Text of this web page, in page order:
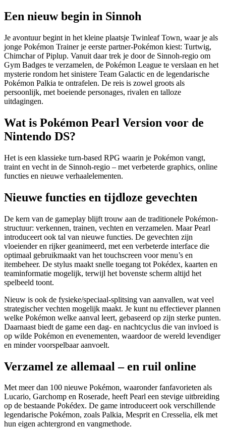
Een nieuw begin in Sinnoh
Je avontuur begint in het kleine plaatsje Twinleaf Town, waar je als
jonge Pokémon Trainer je eerste partner-Pokémon kiest: Turtwig,
Chimchar of Piplup. Vanuit daar trek je door de Sinnoh-regio om
Gym Badges te verzamelen, de Pokémon League te verslaan en het
mysterie rondom het sinistere Team Galactic en de legendarische
Pokémon Palkia te ontrafelen. De reis is zowel groots als
persoonlijk, met boeiende personages, rivalen en talloze
uitdagingen.
Wat is Pokémon Pearl Version voor de
Nintendo DS?
Het is een klassieke turn-based RPG waarin je Pokémon vangt,
traint en vecht in de Sinnoh-regio – met verbeterde graphics, online
functies en nieuwe verhaalelementen.
Nieuwe functies en tijdloze gevechten
De kern van de gameplay blijft trouw aan de traditionele Pokémon-
structuur: verkennen, trainen, vechten en verzamelen. Maar Pearl
introduceert ook tal van nieuwe functies. De gevechten zijn
vloeiender en rijker geanimeerd, met een verbeterde interface die
optimaal gebruikmaakt van het touchscreen voor menu’s en
itembeheer. De stylus maakt snelle toegang tot Pokédex, kaarten en
teaminformatie mogelijk, terwijl het bovenste scherm altijd het
spelbeeld toont.
Nieuw is ook de fysieke/speciaal-splitsing van aanvallen, wat veel
strategischer vechten mogelijk maakt. Je kunt nu effectiever plannen
welke Pokémon welke aanval leert, gebaseerd op zijn sterke punten.
Daarnaast biedt de game een dag- en nachtcyclus die van invloed is
op wilde Pokémon en evenementen, waardoor de wereld levendiger
en minder voorspelbaar aanvoelt.
Verzamel ze allemaal – en ruil online
Met meer dan 100 nieuwe Pokémon, waaronder fanfavorieten als
Lucario, Garchomp en Roserade, heeft Pearl een stevige uitbreiding
op de bestaande Pokédex. De game introduceert ook verschillende
legendarische Pokémon, zoals Palkia, Mesprit en Cresselia, elk met
hun eigen achtergrond en vangmethode.